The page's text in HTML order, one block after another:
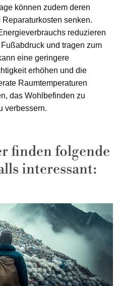
können zudem deren
senken.
reduzieren
und tragen zum
eine geringere
erhöhen und die
Raumtemperaturen
das Wohlbefinden zu
verbessern.
finden folgende
interessant: